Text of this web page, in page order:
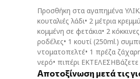
Προσθήκη στα αγαπημένα
κουταλιές λάδι• 2 μέτρια
κομμένη σε φετάκια• 2
ροδέλες• 1 κουτί (250ml.)
ντοματοπελτέ• 1 πρέζα
νερό• πιπέρι
Αποτοξίνωση μετά τις